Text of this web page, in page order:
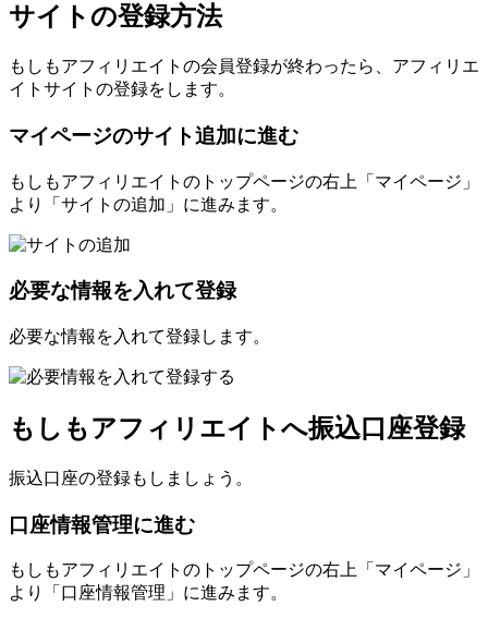
サイトの登録方法
もしもアフィリエイトの会員登録が終わったら、アフィリエ
イトサイトの登録をします。
マイページのサイト追加に進む
もしもアフィリエイトのトップページの右上「マイページ」
より「サイトの追加」に進みます。
必要な情報を入れて登録
必要な情報を入れて登録します。
もしもアフィリエイトへ振込口座登録
振込口座の登録もしましょう。
口座情報管理に進む
もしもアフィリエイトのトップページの右上「マイページ」
より「口座情報管理」に進みます。